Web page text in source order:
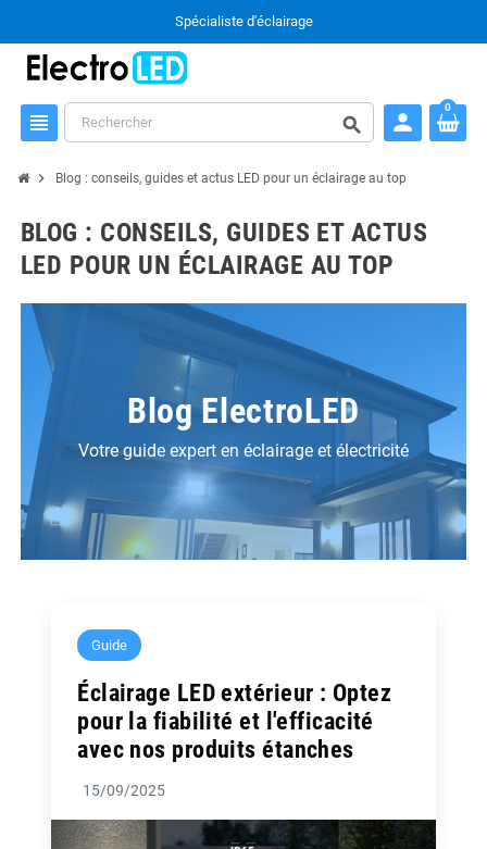
Spécialiste d'éclairage
view_headline search person
0
chevron_right Blog : conseils, guides et actus LED pour un éclairage au top
BLOG : CONSEILS, GUIDES ET ACTUS
LED POUR UN ÉCLAIRAGE AU TOP
Blog ElectroLED
Votre guide expert en éclairage et électricité
Guide
Éclairage LED extérieur : Optez
pour la fiabilité et l'efficacité
avec nos produits étanches
15/09/2025